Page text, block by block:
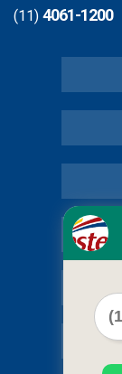
(11) 4061-1200